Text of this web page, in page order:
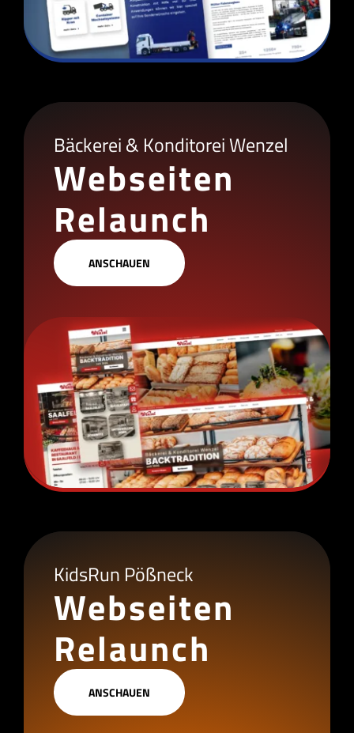
Bäckerei & Konditorei Wenzel
Webseiten
Relaunch
ANSCHAUEN
KidsRun Pößneck
Webseiten
Relaunch
ANSCHAUEN